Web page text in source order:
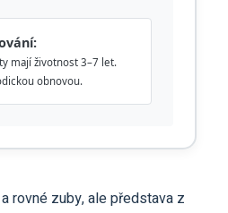
mají životnost 3–7 let.
obnovou.
rovné zuby, ale představa z